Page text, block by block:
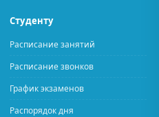
Студенту
Расписание занятий
Расписание звонков
График экзаменов
Распорядок дня